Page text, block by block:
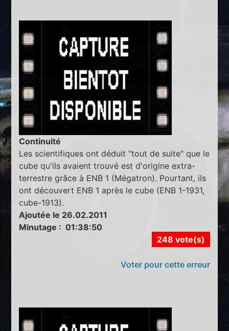
Continuité
Les scientifiques ont déduit "tout de suite" que le
cube qu'ils avaient trouvé est d'origine extra-
terrestre grâce à ENB 1 (Mégatron). Pourtant, ils
ont découvert ENB 1 après le cube (ENB 1-1931,
cube-1913).
Ajoutée le 26.02.2011
Minutage : 01:38:50
248 vote(s)
Voter pour cette erreur